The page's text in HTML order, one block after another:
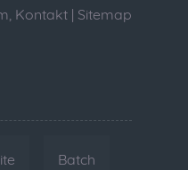
Kontakt | Sitemap
Batch